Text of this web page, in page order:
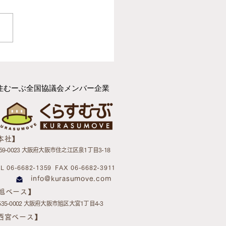
のいる引越屋さん」が、
のお引越しと住環境づ
で選ばれる理由
むーぶ全国協議会メンバー企業
0023 大阪府大阪市住之江区泉1丁目3-18
06-6682-1359 FAX 06-6682-3911
info@kurasumove.com
社】
宮ベース】
0002 大阪府大阪市旭区大宮1丁目4-3
ベース】